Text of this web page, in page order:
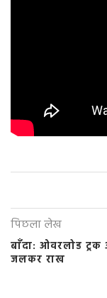
पिछला लेख
बाँदा: ओवरलोड ट्रक
जलकर राख